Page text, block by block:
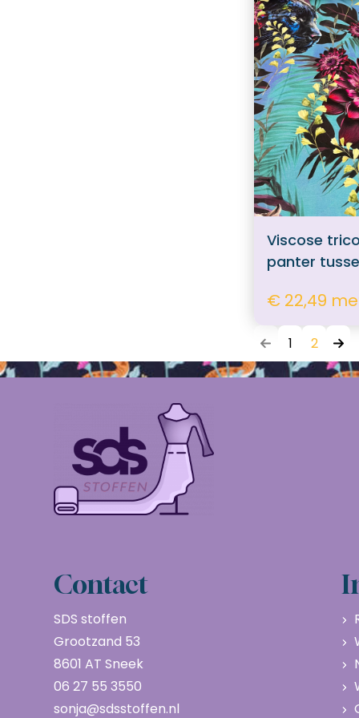
Viscose
panter
€ 22,49
1 2
Contact
SDS stoffen
Grootzand 53
8601 AT Sneek
06 27 55 3550
sonja@sdsstoffen.nl